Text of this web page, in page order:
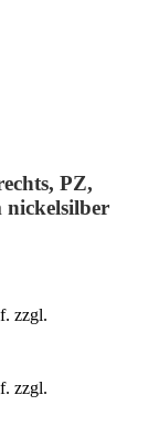
PZ,
nickelsilber
zzgl.
zzgl.